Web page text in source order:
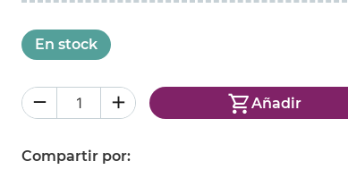
En stock
Añadir
Compartir por: